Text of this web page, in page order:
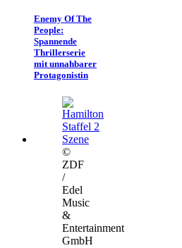
Enemy Of The
People:
Spannende
Thrillerserie
mit unnahbarer
Protagonistin
©
ZDF
/
Edel
Music
&
Entertainment
GmbH